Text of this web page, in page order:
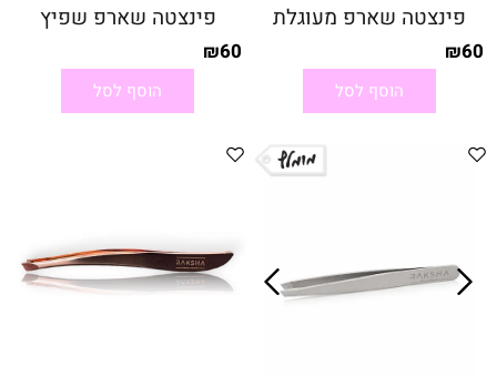
פינצטה שארפ מעוגלת
₪60
הוסף לסל
פינצטה שארפ שפיץ
₪60
הוסף לסל